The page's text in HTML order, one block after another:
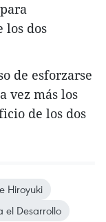
los dos
de esforzarse
vez más los
de los dos
Hiroyuki
el Desarrollo